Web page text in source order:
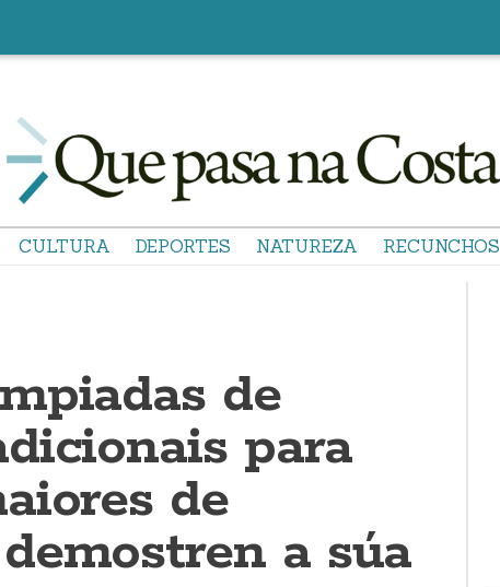
CULTURA DEPORTES NATUREZA RECUNCHOS
de
para
de
a súa